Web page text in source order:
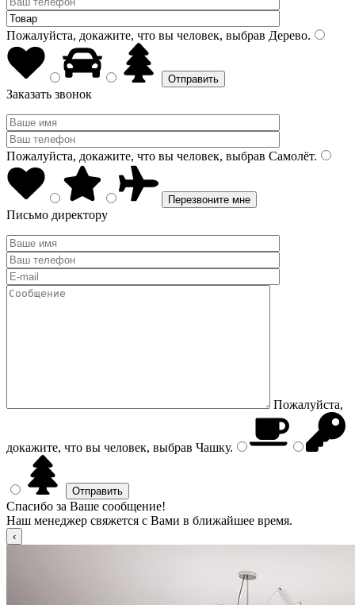
Пожалуйста, докажите, что вы человек, выбрав Дерево.
Заказать звонок
Пожалуйста, докажите, что вы человек, выбрав Самолёт.
Письмо директору
Пожалуйста,
докажите, что вы человек, выбрав Чашку.
Спасибо за Ваше сообщение!
Наш менеджер свяжется с Вами в ближайшее время.